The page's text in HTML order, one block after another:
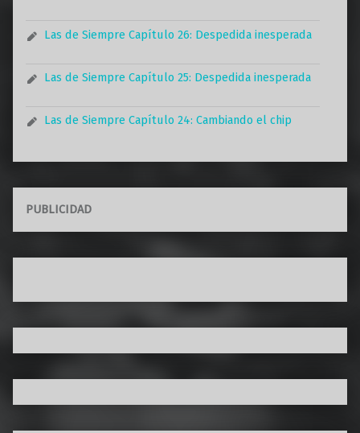
Las de Siempre Capítulo 26: Despedida inesperada
Las de Siempre Capítulo 25: Despedida inesperada
Las de Siempre Capítulo 24: Cambiando el chip
PUBLICIDAD